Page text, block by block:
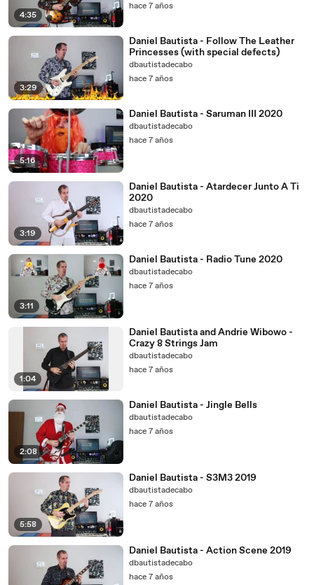
4:35
hace 7 años
3:29
Daniel Bautista - Follow The Leather
Princesses (with special defects)
dbautistadecabo
hace 7 años
5:16
Daniel Bautista - Saruman III 2020
dbautistadecabo
hace 7 años
3:19
Daniel Bautista - Atardecer Junto A Ti
2020
dbautistadecabo
hace 7 años
3:11
Daniel Bautista - Radio Tune 2020
dbautistadecabo
hace 7 años
1:04
Daniel Bautista and Andrie Wibowo -
Crazy 8 Strings Jam
dbautistadecabo
hace 7 años
2:08
Daniel Bautista - Jingle Bells
dbautistadecabo
hace 7 años
5:58
Daniel Bautista - S3M3 2019
dbautistadecabo
hace 7 años
Daniel Bautista - Action Scene 2019
dbautistadecabo
hace 7 años